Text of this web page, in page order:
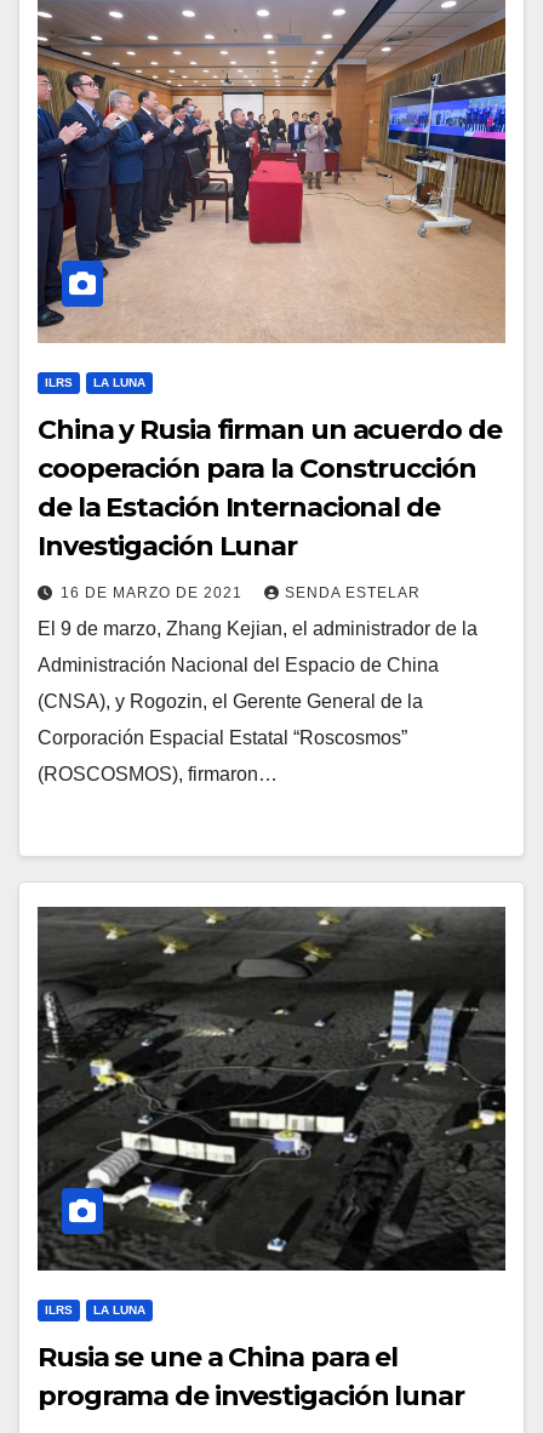
ILRS LA LUNA
China y Rusia firman un acuerdo de
cooperación para la Construcción
de la Estación Internacional de
Investigación Lunar
16 DE MARZO DE 2021 SENDA ESTELAR
El 9 de marzo, Zhang Kejian, el administrador de la
Administración Nacional del Espacio de China
(CNSA), y Rogozin, el Gerente General de la
Corporación Espacial Estatal “Roscosmos”
(ROSCOSMOS), firmaron…
ILRS LA LUNA
Rusia se une a China para el
programa de investigación lunar